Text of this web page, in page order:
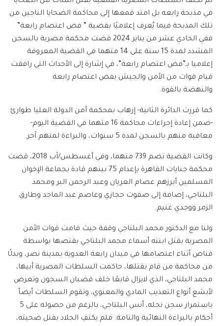
في مذبحة رابعه بل امتد قمعها إلى محاكمة الضحايا الناجين من
تلك المذبحة فيما يُعرف إعلاميًا بقضية ” فض اعتصام رابعة”
ففي الحادي عشر من يناير 2024 قضت محكمة مصرية بالسجن
المشدد لمدة 15 سنة على 14 متهما في القضية المعروفة
إعلاميا بـ”فض اعتصام رابعة”، في إشارة إلى الأحداث التي رافقت
قيام قوات من الأمن والجيش بفض اعتصام رابعة
والنهضة بالقوة.
كما قررت الدائرة الثانية- إرهاب بمحكمة أمن الدولة العليا طوارئ
-ضمن إعادة إجراءات محاكمة 16 متهما في القضية اليوم-
معاقبة متهم بالسجن لمدة 5 سنوات، والبراءة لمتهم آخر.
وكانت القضية تضم 739 متهما، وفي أغسطس/آب 2018، قضت
محكمة جنايات القاهرة بإعدام 75 بينهم قادة بجماعة الإخوان
المسلمين أبرزهم عصام العريان وعبد الرحمن البر ومحمد
البلتاجي، إضافة إلى صفوت حجازي وعاصم عبد الماجد وطارق
الزمر ووجدي غنيم.
ولنا مع الدكتور محمد البلتاجي وقفة حيث قامت قوات الأمن
المصرية بقتل ابنته أسماء محمد البلتاجي بقنصها بواسطة
قناص أثناء اعتصامها في ميدان رابعة العدوية بمدينة نصر، وبدلًا
من محاكمة من قام بقتلها، حاكمت السلطات المصرية أبيها،
محمد البلتاجي، الذي لايزال قابعًا خلف قضبان السجون وتعرض
لأبشع أنواع التعذيب المادي والمعنوي، وتقوم السلطات أيضأ
باستمرار سجن نجله، أنس البلتاجي، بالرغم من حصوله على 5
أحكام بالبراءة النهائية والتامة. فلم يكتفِ الجلاد بقتل ضحيته،